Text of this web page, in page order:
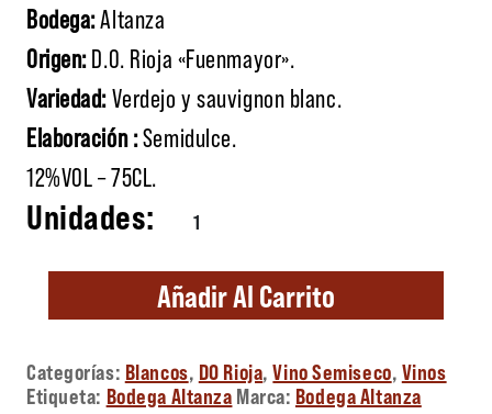
Bodega:Altanza
Origen:D.O. Rioja «Fuenmayor».
Variedad:Verdejo y sauvignon blanc.
Elaboración :Semidulce.
12%VOL – 75CL.
La niña de mis ojos cantidad
Añadir Al Carrito
Categorías: Blancos, DO Rioja,Vino Semiseco, Vinos
Etiqueta: Bodega Altanza Marca: Bodega Altanza